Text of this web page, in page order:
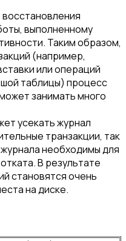
выполненному
Таким образом,
(например,
или операций
таблицы) процесс
занимать много
усекать журнал
транзакции, так
необходимы для
В результате
становятся очень
на диске.